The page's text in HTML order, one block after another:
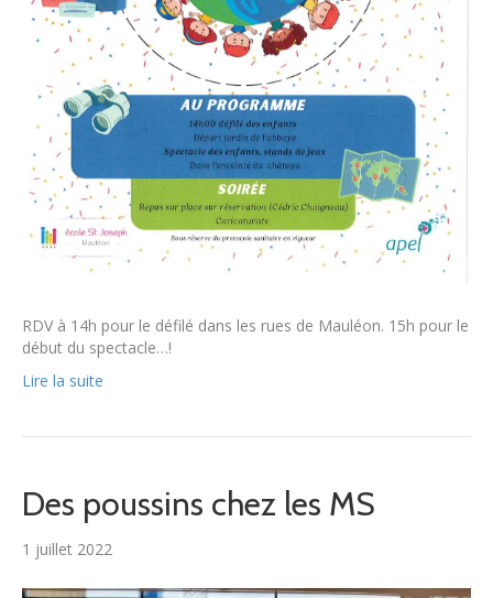
RDV à 14h pour le défilé dans les rues de Mauléon. 15h pour le
début du spectacle…!
Lire la suite
Des poussins chez les MS
1 juillet 2022